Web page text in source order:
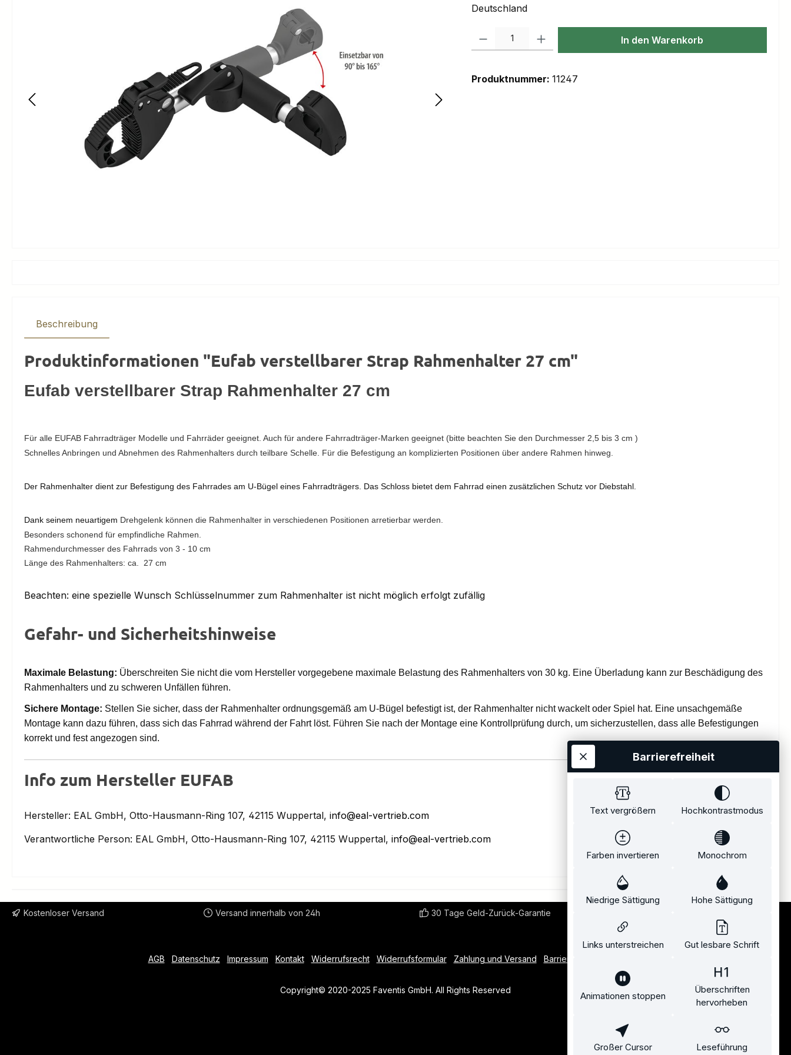
Deutschland
Produkt Anzahl: Gib den gewünschten Wert ein oder benutze die Schaltflächen
In den Warenkorb
Produktnummer: 11247
Beschreibung
Produktinformationen "Eufab verstellbarer Strap Rahmenhalter 27 cm"
Eufab verstellbarer Strap Rahmenhalter 27 cm
Für alle EUFAB Fahrradträger Modelle und Fahrräder geeignet. Auch für andere Fahrradträger-Marken geeignet (bitte beachten Sie den Durchmesser 2,5 bis 3 cm )
Schnelles Anbringen und Abnehmen des Rahmenhalters durch teilbare Schelle. Für die Befestigung an komplizierten Positionen über andere Rahmen hinweg.
Der Rahmenhalter dient zur Befestigung des Fahrrades am U-Bügel eines Fahrradträgers. Das Schloss bietet dem Fahrrad einen zusätzlichen Schutz vor Diebstahl.
Dank seinem neuartigem Drehgelenk können die Rahmenhalter in verschiedenen Positionen arretierbar werden.
Besonders schonend für empfindliche Rahmen.
Rahmendurchmesser des Fahrrads von 3 - 10 cm
Länge des Rahmenhalters: ca. 27 cm
Beachten: eine spezielle Wunsch Schlüsselnummer zum Rahmenhalter ist nicht möglich erfolgt zufällig
Gefahr- und Sicherheitshinweise
Maximale Belastung: Überschreiten Sie nicht die vom Hersteller vorgegebene maximale Belastung des Rahmenhalters von 30 kg. Eine Überladung kann zur Beschädigung des
Rahmenhalters und zu schweren Unfällen führen.
Sichere Montage: Stellen Sie sicher, dass der Rahmenhalter ordnungsgemäß am U-Bügel befestigt ist, der Rahmenhalter nicht wackelt oder Spiel hat. Eine unsachgemäße
Montage kann dazu führen, dass sich das Fahrrad während der Fahrt löst. Führen Sie nach der Montage eine Kontrollprüfung durch, um sicherzustellen, dass alle Befestigungen
korrekt und fest angezogen sind.
Info zum Hersteller EUFAB
Hersteller: EAL GmbH, Otto-Hausmann-Ring 107, 42115 Wuppertal, info@eal-vertrieb.com
Verantwortliche Person: EAL GmbH, Otto-Hausmann-Ring 107, 42115 Wuppertal, info@eal-vertrieb.com
Kostenloser Versand Versand innerhalb von 24h 30 Tage Geld-Zurück-Garantie
AGB Datenschutz Impressum Kontakt Widerrufsrecht Widerrufsformular Zahlung und Versand Barrierefreiheitserklärung
Copyright© 2020-2025 Faventis GmbH. All Rights Reserved
Text vergrößern Hochkontrastmodus
Farben invertieren Monochrom
Niedrige Sättigung Hohe Sättigung
Links unterstreichen Gut lesbare Schrift
Animationen stoppen
Überschriften
hervorheben
Großer Cursor Leseführung
Barrierefreiheit